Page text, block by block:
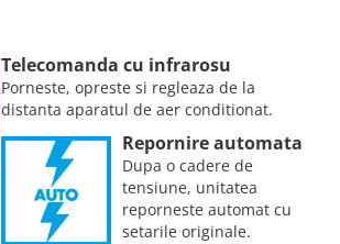
Telecomanda cu infrarosu
Porneste, opreste si regleaza de la
distanta aparatul de aer conditionat.
Repornire automata
Dupa o cadere de
tensiune, unitatea
reporneste automat cu
setarile originale.